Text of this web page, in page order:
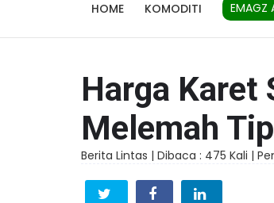
HOME KOMODITI EMAGZ
Harga Karet
Melemah
Berita Lintas | Dibaca : 475 Kali |